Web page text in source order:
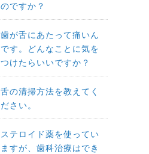
のですか？
歯が舌にあたって痛いん
です。どんなことに気を
つけたらいいですか？
舌の清掃方法を教えてく
ださい。
ステロイド薬を使ってい
ますが、歯科治療はでき